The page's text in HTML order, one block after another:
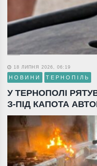
18 ЛИПНЯ 2026, 06:19
НОВИНИ ТЕРНОПІЛЬ
У ТЕРНОПОЛІ
З-ПІД КАПОТА